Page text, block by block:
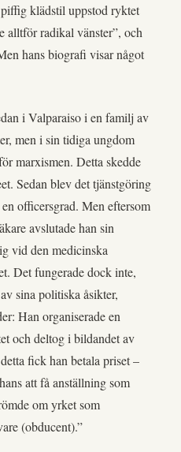
klädstil uppstod ryktet
alltför radikal vänster”, och
hans biografi visar något
i Valparaiso i en familj av
men i sin tidiga ungdom
marxismen. Detta skedde
Sedan blev det tjänstgöring
officersgrad. Men eftersom
avslutade han sin
vid den medicinska
Det fungerade dock inte,
sina politiska åsikter,
Han organiserade en
och deltog i bildandet av
fick han betala priset –
att få anställning som
om yrket som
(obducent).”